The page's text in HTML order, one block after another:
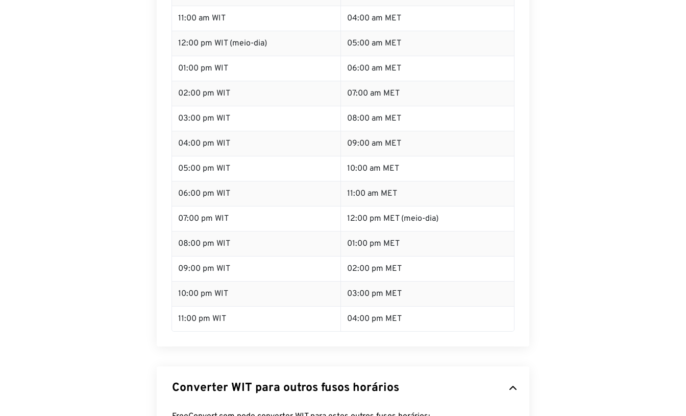
11:00 am WIT 04:00 am MET
12:00 pm WIT (meio-dia) 05:00 am MET
01:00 pm WIT 06:00 am MET
02:00 pm WIT 07:00 am MET
03:00 pm WIT 08:00 am MET
04:00 pm WIT 09:00 am MET
05:00 pm WIT 10:00 am MET
06:00 pm WIT 11:00 am MET
07:00 pm WIT 12:00 pm MET (meio-dia)
08:00 pm WIT 01:00 pm MET
09:00 pm WIT 02:00 pm MET
10:00 pm WIT 03:00 pm MET
11:00 pm WIT 04:00 pm MET
Converter WIT para outros fusos horários